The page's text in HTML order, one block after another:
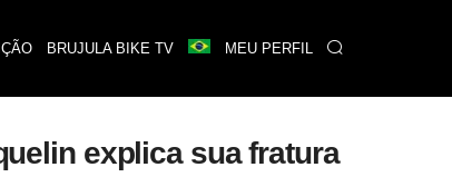
BRUJULA BIKE TV MEU PERFIL
explica sua fratura